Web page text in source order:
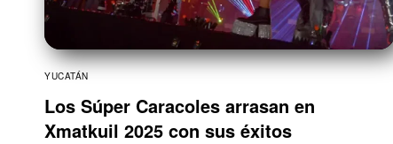
YUCATÁN
Los Súper Caracoles arrasan en
Xmatkuil 2025 con sus éxitos